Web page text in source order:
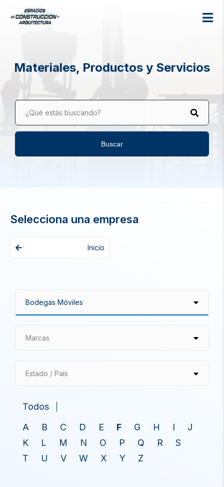
Materiales, Productos y Servicios
¿Qué estás buscando?
Buscar
Selecciona una empresa
Inicio
Marcas
Estado / País
Todos
A
B C D E F G H I
J
K
L M N O P Q R
S
T
U V W X Y Z